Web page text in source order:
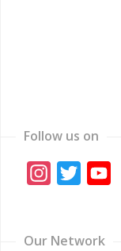
Follow us on
Instagram
Twitter
Our Network